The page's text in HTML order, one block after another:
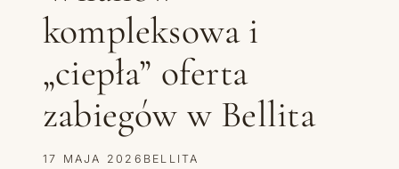
kompleksowa i
„ciepła” oferta
zabiegów w Bellita
17 MAJA 2026 BELLITA